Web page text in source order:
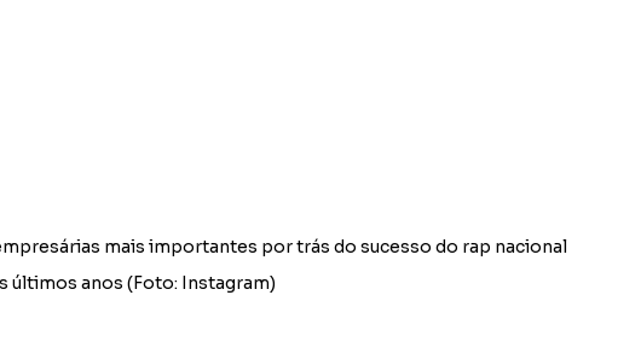
mais importantes por trás do sucesso do rap nacional
últimos anos (Foto: Instagram)